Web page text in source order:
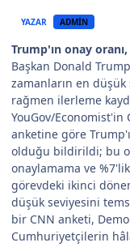
YAZAR ADMIN
Trump'ın onay
Başkan Donald
zamanların en
rağmen ilerleme
YouGov/
anketine göre
olduğu bildirildi; bu
onaylamama ve
görevdeki ikinci
düşük seviyesini
bir CNN anketi,
Cumhuriyetçilerin